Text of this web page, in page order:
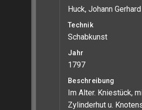
Huck, Johann Gerhard
Technik
Schabkunst
Jahr
1797
Beschreibung
Im Alter. Kniestück,
Zylinderhut u.